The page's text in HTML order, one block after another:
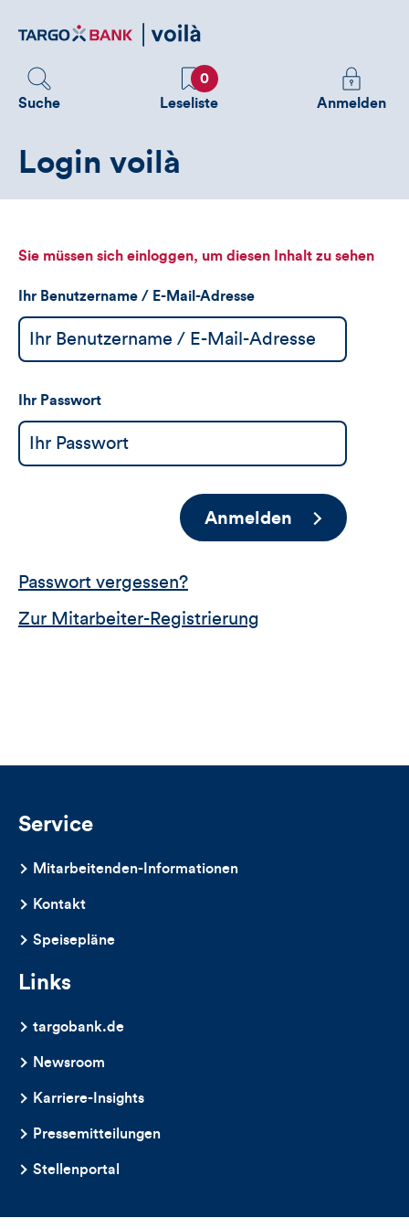
zum
Suche
Favoriten
0
Leseliste
Melden
Sie
sehen
Anmelden
Login voilà
Sie müssen sich einloggen, um diesen Inhalt zu sehen
Ihr Benutzername / E-Mail-Adresse
Ihr Passwort
Anmelden
Passwort vergessen?
Zur Mitarbeiter-Registrierung
Service
Mitarbeitenden-Informationen
Kontakt
Speisepläne
Links
targobank.de
Newsroom
Karriere-Insights
Pressemitteilungen
Stellenportal